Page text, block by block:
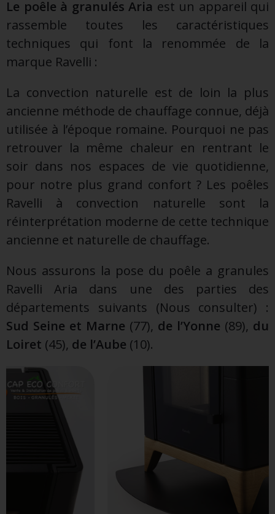
Le poêle à granulés Aria est un appareil qui
rassemble toutes les caractéristiques
techniques qui font la renommée de la
marque Ravelli :
La convection naturelle est de loin la plus
ancienne méthode de chauffage connue, déjà
utilisée à l’époque romaine. Pourquoi ne pas
retrouver la même chaleur en rentrant le
soir dans nos espaces de vie quotidienne,
pour notre plus grand confort ? Les poêles
Ravelli à convection naturelle sont la
réinterprétation moderne de cette technique
ancienne et naturelle de chauffage.
Nous assurons la pose du poêle a granules
Ravelli Aria dans une des parties des
départements suivants (Nous consulter) :
Sud Seine et Marne (77), de l’Yonne (89), du
Loiret (45), de l’Aube (10).